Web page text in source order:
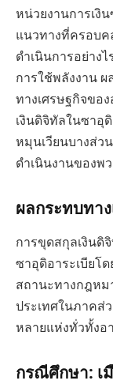
หน่วยงานการเงิ
แนวทางที่ครอบค
ดำเนินการอย่าง
การใช้พลังงาน
ทางเศรษฐกิจขอ
เงินดิจิทัลในซาอุ
หมุนเวียนบางส่ว
ดำเนินงานของพ
ผลกระทบทา
การขุดสกุลเงินดิ
ซาอุดิอาระเบียโ
สถานะทางกฎหม
ประเทศในภาคส่
หลายแห่งทั่วทั้งอ
กรณีศึกษา: เ